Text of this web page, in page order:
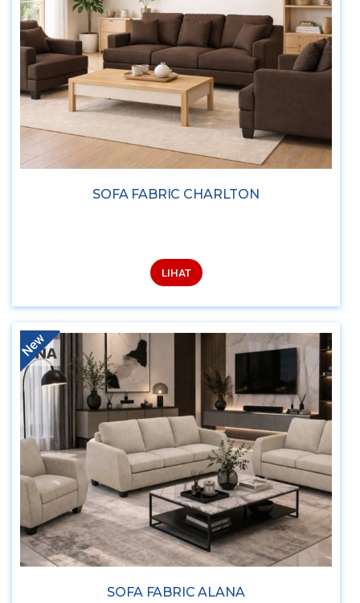
SOFA FABRIC CHARLTON
LIHAT
SOFA FABRIC ALANA
New